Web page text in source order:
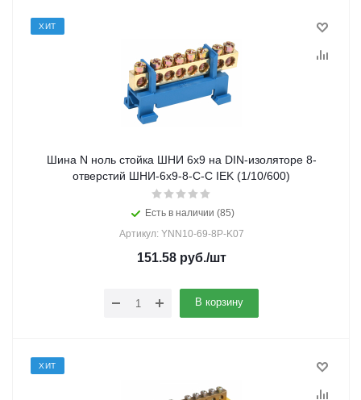
ХИТ
Шина N ноль стойка ШНИ 6х9 на DIN-изоляторе 8-
отверстий ШНИ-6х9-8-С-С IEK (1/10/600)
Есть в наличии (85)
Артикул: YNN10-69-8P-K07
151.58руб./шт
В корзину
ХИТ